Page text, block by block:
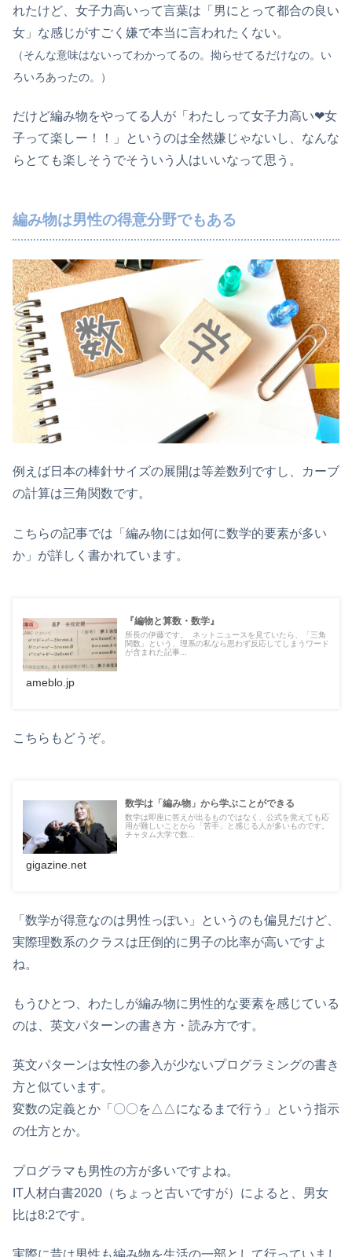
れたけど、女子力高いって言葉は「男にとって都合の良い
女」な感じがすごく嫌で本当に言われたくない。
（そんな意味はないってわかってるの。拗らせてるだけなの。い
ろいろあったの。）
だけど編み物をやってる人が「わたしって女子力高い❤︎女
子って楽しー！！」というのは全然嫌じゃないし、なんな
らとても楽しそうでそういう人はいいなって思う。
編み物は男性の得意分野でもある
例えば日本の棒針サイズの展開は等差数列ですし、カーブ
の計算は三角関数です。
こちらの記事では「編み物には如何に数学的要素が多い
か」が詳しく書かれています。
『編物と算数・数学』
所長の伊藤です。 ネットニュースを見ていたら、「三角
関数」という、理系の私なら思わず反応してしまうワード
が含まれた記事...
ameblo.jp
こちらもどうぞ。
数学は「編み物」から学ぶことができる
数学は即座に答えが出るものではなく、公式を覚えても応
用が難しいことから「苦手」と感じる人が多いものです。
チャタム大学で数...
gigazine.net
「数学が得意なのは男性っぽい」というのも偏見だけど、
実際理数系のクラスは圧倒的に男子の比率が高いですよ
ね。
もうひとつ、わたしが編み物に男性的な要素を感じている
のは、英文パターンの書き方・読み方です。
英文パターンは女性の参入が少ないプログラミングの書き
方と似ています。
変数の定義とか「〇〇を△△になるまで行う」という指示
の仕方とか。
プログラマも男性の方が多いですよね。
IT人材白書2020（ちょっと古いですが）によると、男女
比は8:2です。